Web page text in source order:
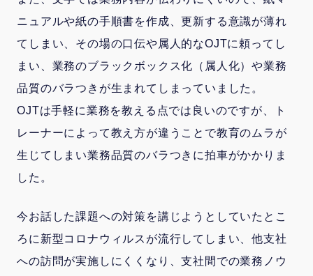
ニュアルや紙の手順書を作成、更新する意識が薄れ
てしまい、その場の口伝や属人的なOJTに頼ってし
まい、業務のブラックボックス化（属人化）や業務
品質のバラつきが生まれてしまっていました。
OJTは手軽に業務を教える点では良いのですが、ト
レーナーによって教え方が違うことで教育のムラが
生じてしまい業務品質のバラつきに拍車がかかりま
した。
今お話した課題への対策を講じようとしていたとこ
ろに新型コロナウィルスが流行してしまい、他支社
への訪問が実施しにくくなり、支社間での業務ノウ